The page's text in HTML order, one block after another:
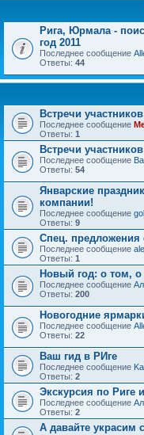
Рига, Юрмала -
год 2011
Последнее сообщение
Ответы: 44
Встречи
Последнее сообщение
Ответы: 1
Встречи
Последнее сообщение
Ответы: 54
Январские
компании!
Последнее сообщение
Ответы: 9
Спец. предложения
Последнее сообщение
Ответы: 1
Новый год: о том, о
Последнее сообщение
Ответы: 200
Новогодние
Последнее сообщение
Ответы: 22
Ваш гид в РИге
Последнее сообщение
Ответы: 2
Экскурсия по Риге
Последнее сообщение
Ответы: 2
А давайте украсим